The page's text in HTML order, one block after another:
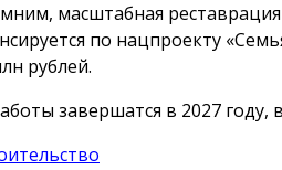
масштабная
по нацпроекту
рублей.
завершатся в 2027 году,